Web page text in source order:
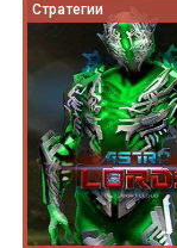
Стратегии